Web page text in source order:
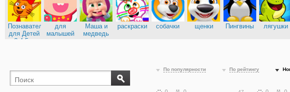
Познавательные
для Детей
3-4-5 л
для
малышей
Маша и
медведь
раскраски собачки щенки Пингвины лягушки
По популярности По рейтингу